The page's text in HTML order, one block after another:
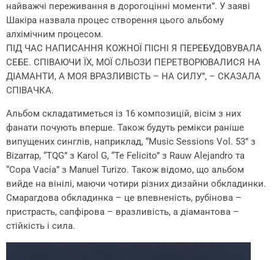
найважчі переживання в дорогоцінні моменти”. У заяві
Шакіра назвала процес створення цього альбому
алхімічним процесом.
ПІД ЧАС НАПИСАННЯ КОЖНОЇ ПІСНІ Я ПЕРЕБУДОВУВАЛА
СЕБЕ. СПІВАЮЧИ ЇХ, МОЇ СЛЬОЗИ ПЕРЕТВОРЮВАЛИСЯ НА
ДІАМАНТИ, А МОЯ ВРАЗЛИВІСТЬ – НА СИЛУ”, – СКАЗАЛА
СПІВАЧКА.
Альбом складатиметься із 16 композицій, вісім з них
фанати почують вперше. Також будуть ремікси раніше
випущених синглів, наприклад, “Music Sessions Vol. 53” з
Bizarrap, “TQG” з Karol G, “Te Felicito” з Rauw Alejandro та
“Copa Vacía” з Manuel Turizo. Також відомо, що альбом
вийде на вінілі, маючи чотири різних дизайни обкладинки.
Смарагдова обкладинка – це впевненість, рубінова –
пристрасть, сапфірова – вразливість, а діамантова –
стійкість і сила.